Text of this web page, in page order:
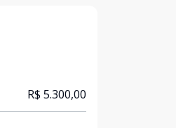
R$ 5.300,00